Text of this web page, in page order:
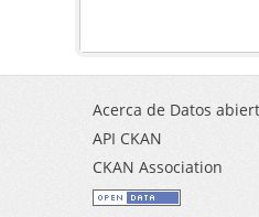
Acerca de Datos
API CKAN
CKAN Association